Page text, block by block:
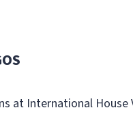
at International House